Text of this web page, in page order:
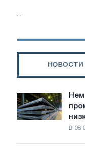
...
НОВОСТИ
Немецкая
сталелитейная
промышленность
предупреждает:08-